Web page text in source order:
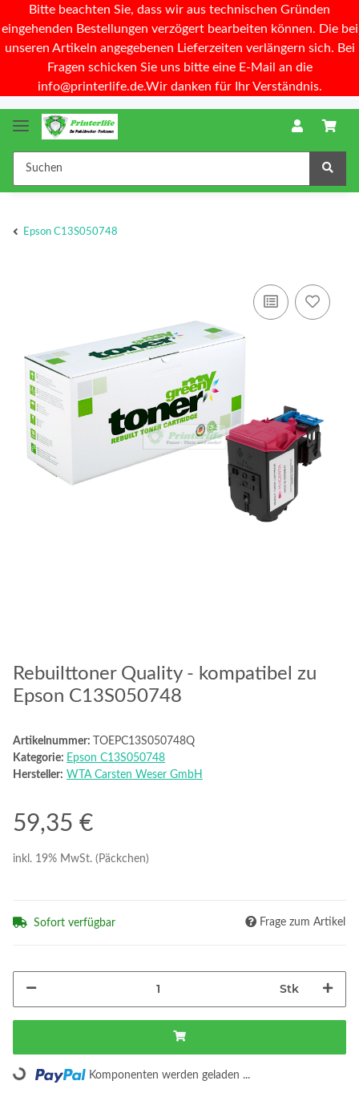
Bitte beachten Sie, dass wir aus technischen Gründen
eingehenden Bestellungen verzögert bearbeiten können. Die bei
unseren Artikeln angegebenen Lieferzeiten verlängern sich. Bei
Fragen schicken Sie uns bitte eine E-Mail an die
info@printerlife.de.Wir danken für Ihr Verständnis.
Epson C13S050748
Rebuilttoner Quality - kompatibel zu
Epson C13S050748
Artikelnummer:
TOEPC13S050748Q
Kategorie: Epson C13S050748
Hersteller: WTA Carsten Weser GmbH
59,35 €
inkl. 19% MwSt. (Päckchen)
Sofort verfügbar Frage zum Artikel
Stk
Loading... Komponenten werden geladen ...